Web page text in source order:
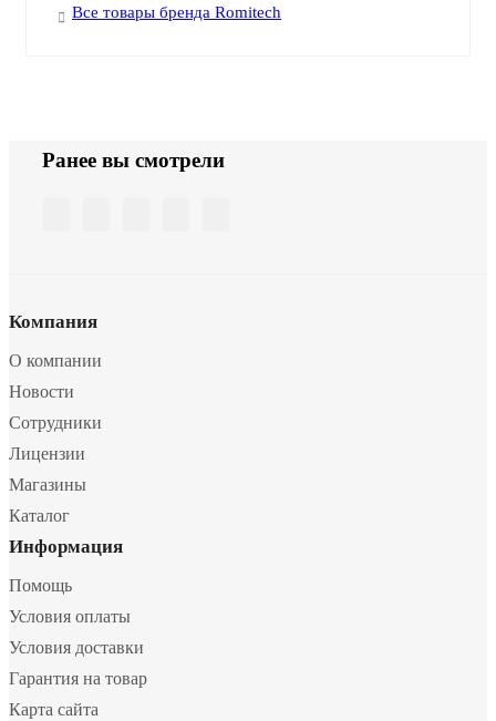
Все товары бренда Romitech
Ранее вы смотрели
Компания
О компании
Новости
Сотрудники
Лицензии
Магазины
Каталог
Информация
Помощь
Условия оплаты
Условия доставки
Гарантия на товар
Карта сайта